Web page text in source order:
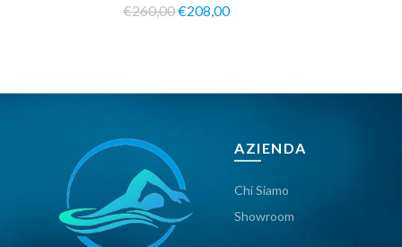
€260,00€208,00
AZIENDA
Chi Siamo
Showroom